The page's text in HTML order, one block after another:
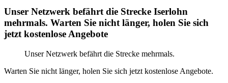
Unser Netzwerk befährt die Strecke Iserlohn
mehrmals. Warten Sie nicht länger, holen Sie sich
jetzt kostenlose Angebote
Unser Netzwerk befährt die Strecke mehrmals.
Warten Sie nicht länger, holen Sie sich jetzt kostenlose Angebote.